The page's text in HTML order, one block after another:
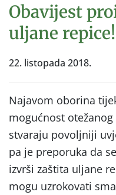
Obavijest
uljane repice!
22. listopada 2018.
Najavom oborina
mogućnost
stvaraju povoljniji
pa je preporuka da
izvrši zaštita uljane
mogu uzrokovati